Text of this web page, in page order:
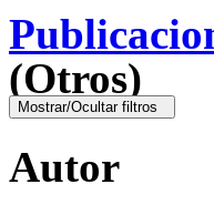
(Otros)
Autor